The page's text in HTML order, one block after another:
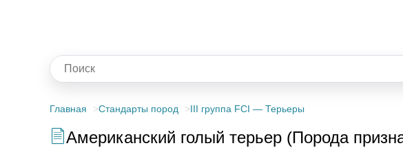
Главная Стандарты пород III группа FCI — Терьеры
Американский голый терьер (Порода